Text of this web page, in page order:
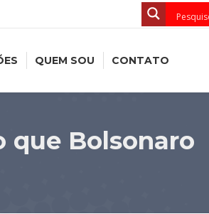
QUEM SOU CONTATO
que Bolsonaro